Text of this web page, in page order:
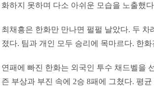
화하지 못하며 다소 아쉬운 모습을 노출했
최채흥은 한화만 만나면 펄펄 날았다. 두 차
졌다. 팀과 개인 모두 승리에 목마르다. 한
연패에 빠진 한화는 외국인 투수 채드벨을
즌 부상과 부진 속에 2승 8패에 그쳤다. 평균